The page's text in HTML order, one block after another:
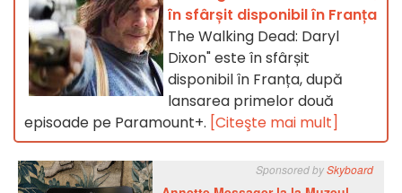
în sfârșit disponibil în Franța
The Walking Dead: Daryl
Dixon" este în sfârșit
disponibil în Franța, după
lansarea primelor două
episoade pe Paramount+. [Citeşte mai mult]